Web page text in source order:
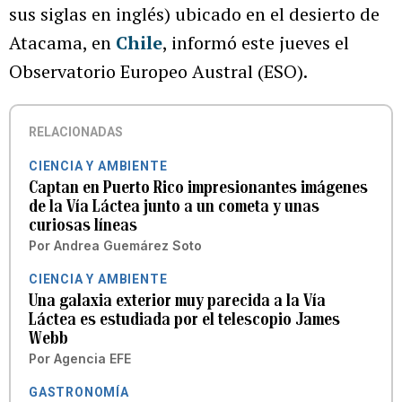
sus siglas en inglés) ubicado en el desierto de
Atacama, en Chile, informó este jueves el
Observatorio Europeo Austral (ESO).
RELACIONADAS
CIENCIA Y AMBIENTE
Captan en Puerto Rico impresionantes imágenes
de la Vía Láctea junto a un cometa y unas
curiosas líneas
Por Andrea Guemárez Soto
CIENCIA Y AMBIENTE
Una galaxia exterior muy parecida a la Vía
Láctea es estudiada por el telescopio James
Webb
Por Agencia EFE
GASTRONOMÍA